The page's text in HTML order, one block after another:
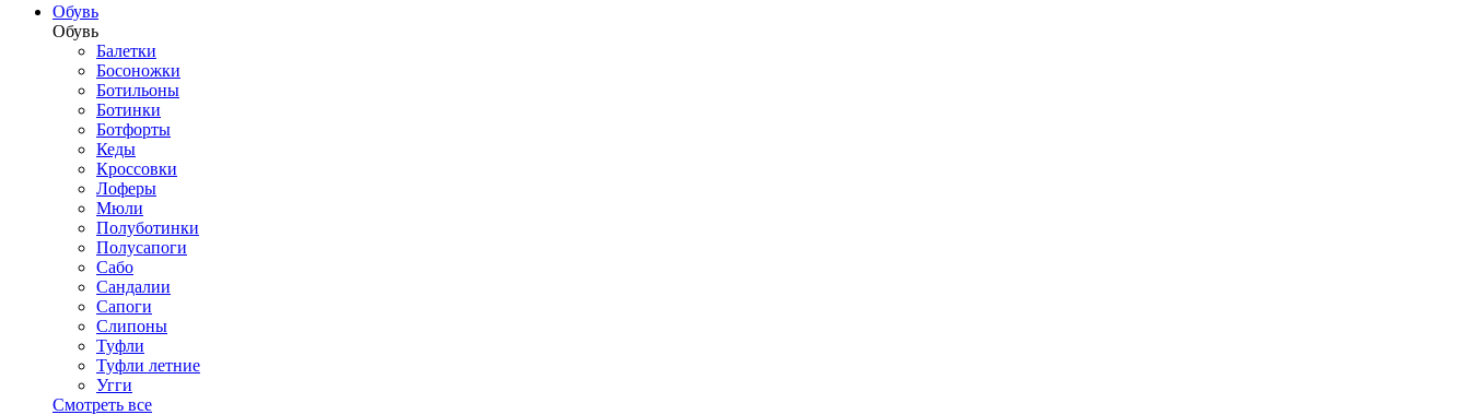
Обувь
Обувь
Балетки
Босоножки
Ботильоны
Ботинки
Ботфорты
Кеды
Кроссовки
Лоферы
Мюли
Полуботинки
Полусапоги
Сабо
Сандалии
Сапоги
Слипоны
Туфли
Туфли летние
Угги
Смотреть все